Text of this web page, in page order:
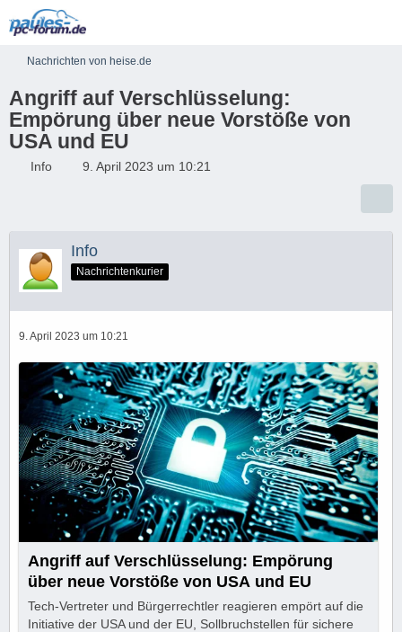
Nachrichten von heise.de
Angriff auf Verschlüsselung:
Empörung über neue Vorstöße von
USA und EU
Info 9. April 2023 um 10:21
Info
Nachrichtenkurier
9. April 2023 um 10:21
Angriff auf Verschlüsselung: Empörung
über neue Vorstöße von USA und EU
Tech-Vertreter und Bürgerrechtler reagieren empört auf die
Initiative der USA und der EU, Sollbruchstellen für sichere